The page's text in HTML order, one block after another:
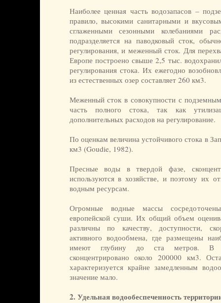
Наиболее ценная часть водозапасов –
правило, высокими санитарными и
сглаженными сезонными колебаниями
подразделяется на паводковый сток,
регулирования, и меженный сток. Для
Европе построено свыше 2,5 тыс.
регулирования стока. Их ежегодно
из естественных озер составляет 260 км3.
Меженный сток в совокупности с
часть полного стока, так как
дополнительных расходов на регулирование.
По оценкам величина устойчивого стока в
км3 (Goudie, 1982).
Пресные воды в твердой фазе,
используются в хозяйстве, и поэтому их
водным ресурсам.
Огромные водные массы
европейской суши. Их общий объем
различны по качеству, доступности,
активного водообмена, где размещены
имеют глубину до ста метров. В
сконцентрировано около 200000 км3.
характеризуется крайне замедленным
значение мало.
2. Удельная водообеспеченность